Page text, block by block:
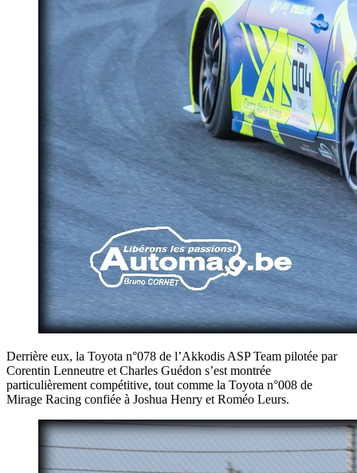
Derrière eux, la Toyota n°078 de l’Akkodis ASP Team pilotée par
Corentin Lenneutre et Charles Guédon s’est montrée
particulièrement compétitive, tout comme la Toyota n°008 de
Mirage Racing confiée à Joshua Henry et Roméo Leurs.